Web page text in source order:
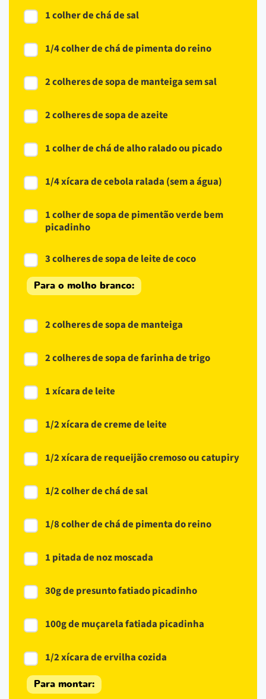
1 colher de chá de sal
1/4 colher de chá de pimenta do reino
2 colheres de sopa de manteiga sem sal
2 colheres de sopa de azeite
1 colher de chá de alho ralado ou picado
1/4 xícara de cebola ralada (sem a água)
1 colher de sopa de pimentão verde bem
picadinho
3 colheres de sopa de leite de coco
Para o molho branco:
2 colheres de sopa de manteiga
2 colheres de sopa de farinha de trigo
1 xícara de leite
1/2 xícara de creme de leite
1/2 xícara de requeijão cremoso ou catupiry
1/2 colher de chá de sal
1/8 colher de chá de pimenta do reino
1 pitada de noz moscada
30g de presunto fatiado picadinho
100g de muçarela fatiada picadinha
1/2 xícara de ervilha cozida
Para montar: